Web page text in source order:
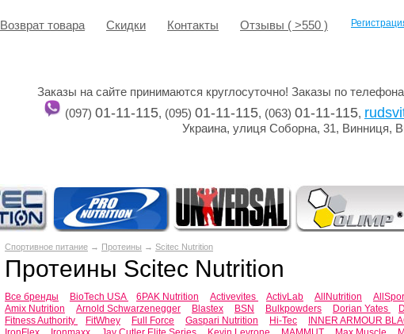
Возврат товара Cкидки Контакты
Отзывы ( >550 )
Заказы на сайте принимаются круглосуточно! Заказы по
(097) 01-11-115, (095) 01-11-115, (063) 01-11-115,
Украина, улиця Соборна, 31, Винниця,
Спортивное питание → Протеины → Scitec Nutrition
Протеины Scitec Nutrition
Все бренды BioTech USA 6PAK Nutrition Activevites ActivLab AllNutrition
Amix Nutrition
Arnold Schwarzenegger Blastex BSN Bulkpowders Dorian Yates
Fitness Authority
FitWhey Full Force Gaspari Nutrition Hi-Tec INNER ARMOUR